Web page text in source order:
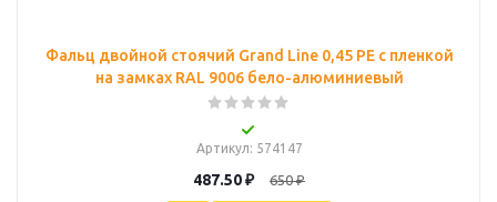
Фальц двойной стоячий Grand Line 0,45 PE с пленкой
на замках RAL 9006 бело-алюминиевый
Артикул: 574147
487.50₽ 650₽